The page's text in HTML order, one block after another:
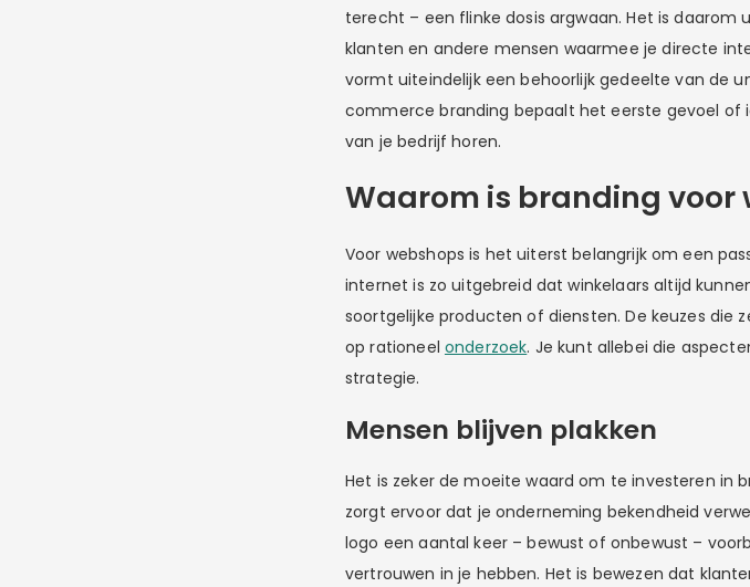
terecht – een flinke dosis argwaan. Het is daarom
klanten en andere mensen waarmee je directe
vormt uiteindelijk een behoorlijk gedeelte van de
commerce branding bepaalt het eerste gevoel of
van je bedrijf horen.
Waarom is branding voor
Voor webshops is het uiterst belangrijk om een
internet is zo uitgebreid dat winkelaars altijd
soortgelijke producten of diensten. De keuzes die
op rationeel onderzoek. Je kunt allebei die
strategie.
Mensen blijven plakken
Het is zeker de moeite waard om te investeren in
zorgt ervoor dat je onderneming bekendheid
logo een aantal keer – bewust of onbewust –
vertrouwen in je hebben. Het is bewezen dat